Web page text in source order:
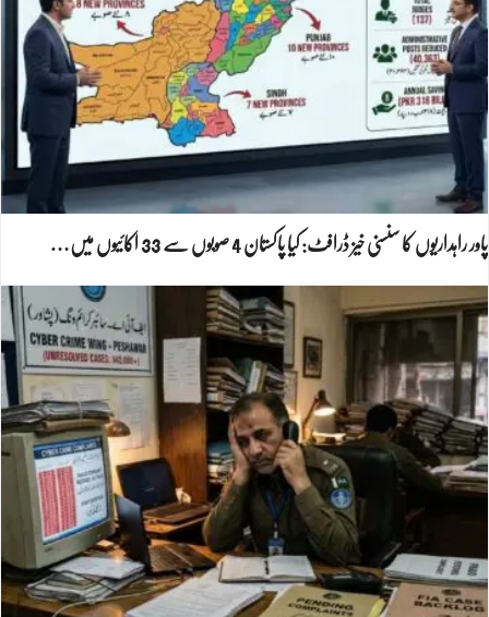
پاور راہداریوں کا سنسنی خیز ڈرافٹ: کیا پاکستان 4 صوبوں سے 33 اکائیوں میں…